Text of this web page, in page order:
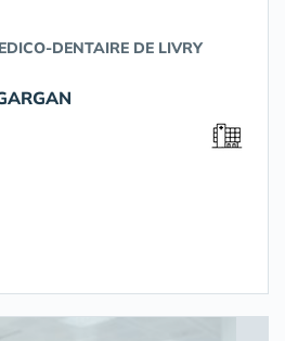
DENTAIRE DE LIVRY